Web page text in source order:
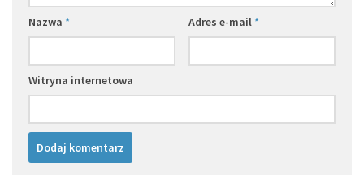
Nazwa * Adres e-mail*
Witryna internetowa